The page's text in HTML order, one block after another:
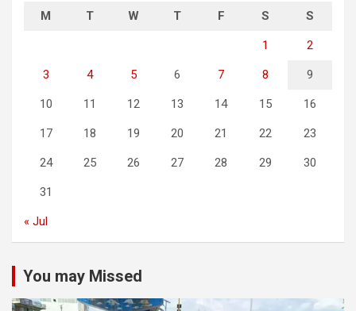
M T W T F S S
1 2
3 4 5 6 7 8 9
10 11 12 13 14 15 16
17 18 19 20 21 22 23
24 25 26 27 28 29 30
31
« Jul
You may Missed